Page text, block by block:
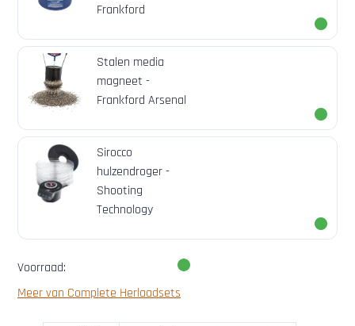
Frankford
Stalen media
magneet -
Frankford Arsenal
Sirocco
hulzendroger -
Shooting
Technology
Voorraad:
Meer van Complete Herlaadsets